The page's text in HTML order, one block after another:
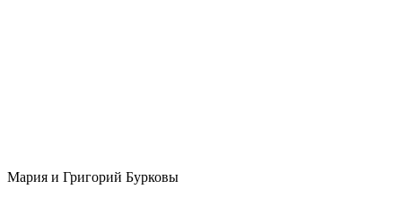
Мария и Григорий Бурковы